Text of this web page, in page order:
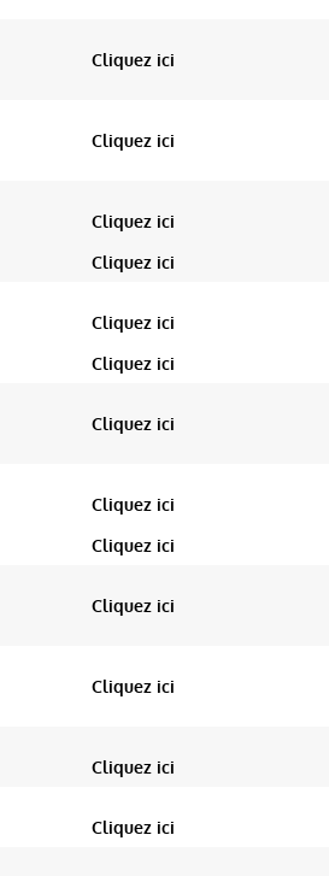
Cliquez ici
Cliquez ici
Cliquez ici
Cliquez ici
Cliquez ici
Cliquez ici
Cliquez ici
Cliquez ici
Cliquez ici
Cliquez ici
Cliquez ici
Cliquez ici
Cliquez ici